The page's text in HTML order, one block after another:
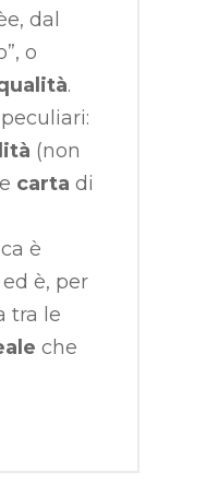
dal
o
.
(non
carta di
è
ed è, per
tra le
che